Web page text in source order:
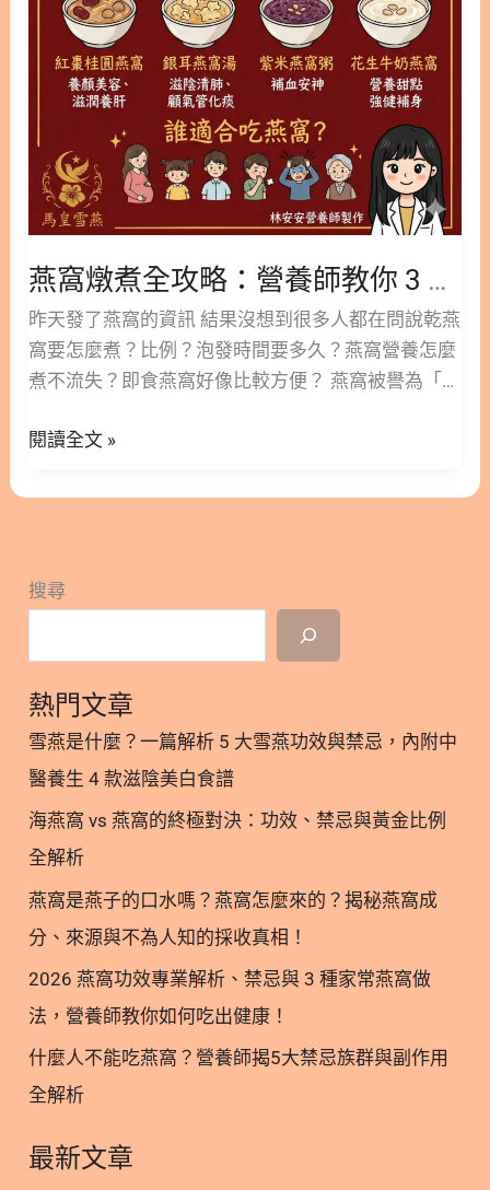
選優質燕窩？ 6. 燕窩功效更多閱讀 7. 燕窩功效懶人
包圖卡 8. 燕窩常見問題│FAQ 1. 燕窩是什麼？認識東
方珍品的來源與珍貴成分 燕窩是由「雨燕科金絲燕」
利用喉部發達的黏液腺，分泌出的一種透明膠狀物
質，結合其他物質築成的半月形燕巢。這些分泌物並
非一般的唾液，而是富含生物活性的膠狀營養物質。
金絲燕築巢是為了繁衍後代，當幼燕成長離巢後，燕
農才會採摘這些舊燕巢進行加工，這就是我們市面上
60% 的高品質蛋白質，更重要的是含有約 9% 至 10%
的「燕窩酸」（唾液酸），這是其最珍貴的核心價值
所在。此外，它還含有多種必需胺基酸及鈣、鐵、
鋅、鉀等礦物質，能全方位提供人體所需的微量營
品 吃燕窩到底有什麼好處？根據來源研究顯示，燕窩
用。 2.1. 燕窩功效（1）│女性保養：養顏美容與青
新陳代謝，讓肌膚保持彈潤有光澤。長期食用能維持
肌膚保濕度，是許多女性對抗歲月痕跡的首選日常補
品。 2.2. 燕窩功效（2）│孕媽咪與產後：守
燕窩燉煮全攻略：營養師教你 3 步驟泡發比例，鎖定 100% 營養不流失！
昨天發了燕窩的資訊 結果沒想到很多人都在問說乾燕
窩要怎麼煮？比例？泡發時間要多久？燕窩營養怎麼
煮不流失？即食燕窩好像比較方便？ 燕窩被譽為「東
許多人保養的首選。但要喝到最有感的營養，建議大
營養師特別製作了這張懶人圖，讓大家在家也能輕鬆
鍵 1.2. 濾：耐心挑毛不馬虎 1.3. 燉：隔水加熱鎖鮮
2. 營養師私藏！4 款美味燕窩食譜 2.1. 紅棗桂圓燕窩
2.2. 銀耳燕窩湯 2.3. 紫米燕窩粥 2.4. 花生牛奶燕窩 3.
誰最需要吃燕窩？ 4. 燕窩更多閱讀 1. 🥣 燕窩燉煮三
部曲 1.1 泡：冷水發泡是關鍵 建議使用冷開水，燕窩
與水的比例約為 1:30。盡量不要用熱水唷，以免破壞
細緻的蛋白質結構 1.2 濾：耐心挑毛不馬虎 浸泡約 2-
4 小時，待燕窩完全泡軟、紋理自然撕開。接著利用
隔水加熱鎖鮮 處理好的燕窩放入電鍋，加入適量水後
電鍋隔水加熱。電鍋跳一次吃看看，如果覺得不夠細
軟嫩，可以再按一次，燉燕窩其實真的不難！ 2.💡
可以加上這些營養更加乘 2.1 🌹 紅棗桂圓燕窩 最適
合女孩們，養顏美容、滋潤養肝，給你好氣色 2.2 🌬️
銀耳燕窩湯 滋陰清肺，對於換季容易「顧氣管」或咳
不停的人非常有幫助 2.3 💤 紫米燕窩粥 補血安神，
濃郁營養，是強健補身的優質甜點選擇 3. ❓ 誰最需要
吃燕窩？ 燕窩性平溫潤，其實全家人都能吃，特別推
泡
發
比
例，
鎖
定
100%
營
養
流
閱讀全文 »
搜尋
熱門文章
雪燕是什麼？一篇解析 5 大雪燕功效與禁忌，內附中
醫養生 4 款滋陰美白食譜
海燕窩 vs 燕窩的終極對決：功效、禁忌與黃金比例
全解析
燕窩是燕子的口水嗎？燕窩怎麼來的？揭秘燕窩成
分、來源與不為人知的採收真相！
2026 燕窩功效專業解析、禁忌與 3 種家常燕窩做
法，營養師教你如何吃出健康！
什麼人不能吃燕窩？營養師揭5大禁忌族群與副作用
全解析
最新文章